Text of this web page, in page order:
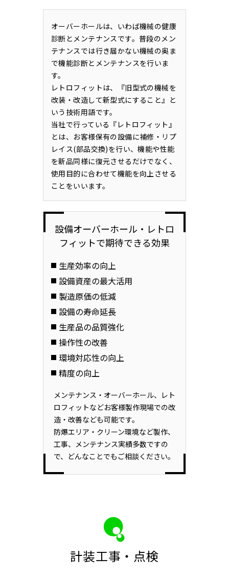
オーバーホールは、いわば機械の健康
診断とメンテナンスです。普段のメン
テナンスでは行き届かない機械の奥ま
で機能診断とメンテナンスを行いま
す。
レトロフィットは、『旧型式の機械を
改装・改造して新型式にすること』と
いう技術用語です。
当社で行っている『レトロフィット』
とは、お客様保有の設備に補修・リプ
レイス(部品交換)を行い、機能や性能
を新品同様に復元させるだけでなく、
使用目的に合わせて機能を向上させる
ことをいいます。
設備オーバーホール・レトロ
フィットで期待できる効果
生産効率の向上
設備資産の最大活用
製造原価の低減
設備の寿命延長
生産品の品質強化
操作性の改善
環境対応性の向上
精度の向上
メンテナンス・オーバーホール、レト
ロフィットなどお客様製作現場での改
造・改善なども可能です。
防爆エリア・クリーン環境など製作、
工事、メンテナンス実績多数ですの
で、どんなことでもご相談ください。
計装工事・点検